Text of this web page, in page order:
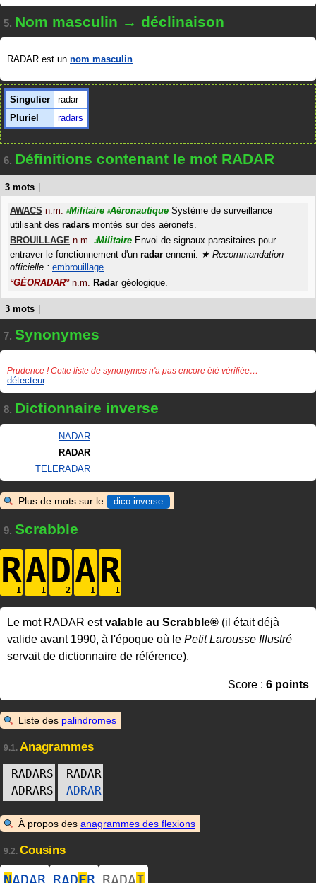
5. Nom masculin → déclinaison
RADAR est un nom masculin.
Singulier
radar
Pluriel
radars
6. Définitions contenant le mot RADAR
3 mots
AWACS n.m. #Militaire #Aéronautique Système de surveillance
utilisant des radars montés sur des aéronefs.
BROUILLAGE n.m. #Militaire Envoi de signaux parasitaires pour
entraver le fonctionnement d'un radar ennemi.
Recommandation
officielle : embrouillage
°GÉORADAR° n.m. Radar géologique.
3 mots
7. Synonymes
Prudence ! Cette liste de synonymes n'a pas encore été vérifiée…
détecteur.
8. Dictionnaire inverse
NADAR
RADAR
TELERADAR
Plus de mots sur le dico inverse
9. Scrabble
RADAR
Le mot RADAR estvalable au Scrabble® (il était déjà
valide avant 1990, à l'époque où le Petit Larousse Illustré
servait de dictionnaire de référence).
Score : 6 points
Liste des palindromes
9.1. Anagrammes
RADARS
=ADRARS
RADAR
=ADRAR
À propos des anagrammes des flexions
9.2. Cousins